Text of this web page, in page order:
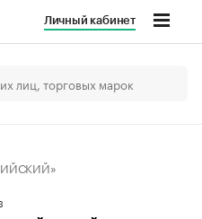
Личный кабинет